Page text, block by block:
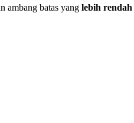
ambang batas yang lebih rendah